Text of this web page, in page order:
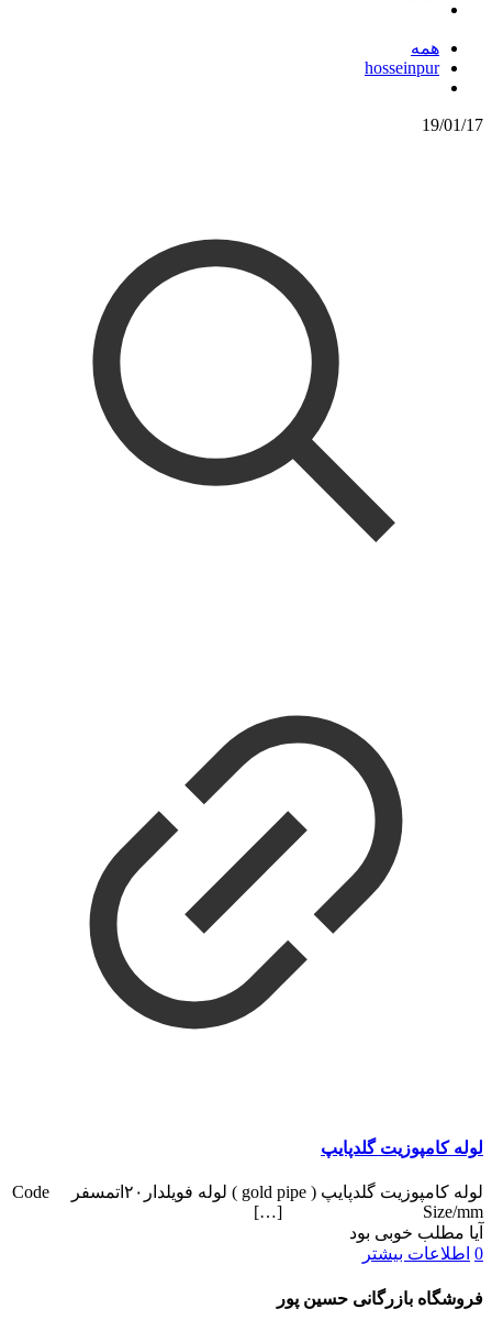
همه
hosseinpur
19/01/17
لوله کامپوزیت گلدپایپ
لوله کامپوزیت گلدپایپ ( gold pipe ) لوله فویلدار۲۰اتمسفر Code
Size/mm
[…]
آیا مطلب خوبی بود
0 اطلاعات بیشتر
فروشگاه بازرگانی حسین پور